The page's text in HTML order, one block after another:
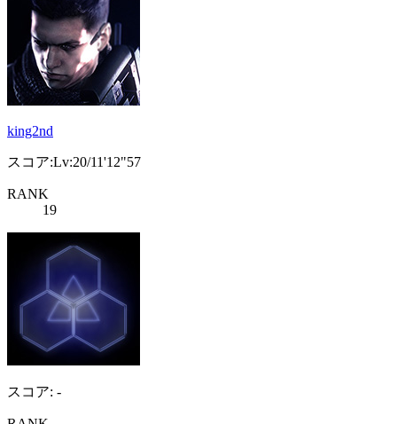
king2nd
スコア:Lv:20/11'12"57
RANK
19
スコア: -